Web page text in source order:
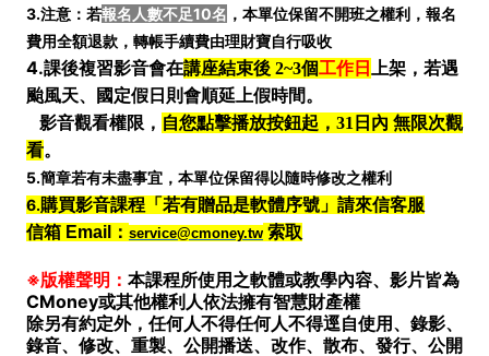
3.注意：若報名人數不足10名 ，本單位保留不開班之權利，報名
費用全額退款，轉帳手續費由理財寶自行吸收
4.課後複習影音會在講座結束後 2~3個工作日 上架，若遇
颱風天、國定假日則會順延上假時間。
影音觀看權限， 自您點擊播放按鈕起，31日內 無限次觀
看。
5.簡章若有未盡事宜，本單位保留得以隨時修改之權利
6.購買影音課程「若有贈品是軟體序號」請來信客服
信箱 Email： service@cmoney.tw 索取
※版權聲明： 本課程所使用之軟體或教學內容、影片皆為
CMoney或其他權利人依法擁有智慧財產權
除另有約定外，任何人不得任何人不得逕自使用、錄影、
錄音、修改、重製、公開播送、改作、散布、發行、公開